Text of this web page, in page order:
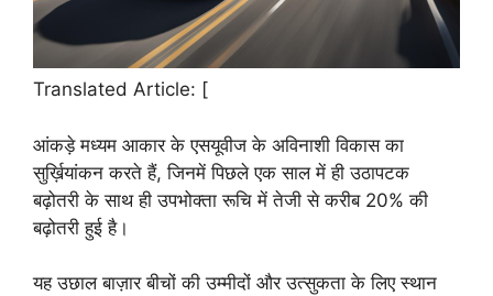
Translated Article: [
आंकड़े मध्यम आकार के एसयूवीज के अविनाशी विकास का
सुर्ख़ियांकन करते हैं, जिनमें पिछले एक साल में ही उठापटक
बढ़ोतरी के साथ ही उपभोक्ता रूचि में तेजी से करीब 20% की
बढ़ोतरी हुई है।
यह उछाल बाज़ार बीचों की उम्मीदों और उत्सुकता के लिए स्थान